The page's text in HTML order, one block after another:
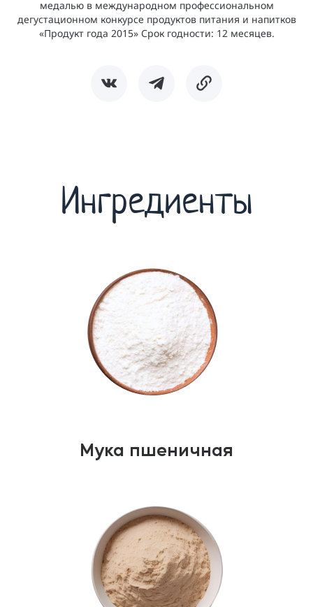
медалью в международном профессиональном
дегустационном конкурсе продуктов питания и напитков
«Продукт года 2015» Срок годности: 12 месяцев.
Ингредиенты
Мука пшеничная